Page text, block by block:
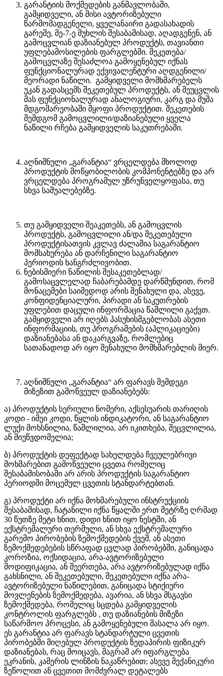
გარანტიის მოქმედების განმავლობაში,
გამყიდველი, ან მისი ავტორიზებული
წარმომადგენელი, ყველანაირი გადასახადის
გარეშე, მე-7-ე მუხლის შესაბამისად, აღადგენენ, ან
გამოცვლიან დაზიანებულ პროდუქტს, თავიანთი
უფლებამოსილების ფარგლებში. შეკეთება/
გამოცვლაზე შესაძლოა გამოყენებულ იქნას
ფუნქციონალურად ექვივალენტური აღდგენილი/
მეორადი ნაწილი. გამყიდველი მომხმარებელს
უკან გადასცემს შეკეთებულ პროდუქტს, ან შეუცვლის
მას ფუნქციონალურად ანალოგიური, კარგ და მუშა
მდგომარეობაში მყოფი პროდუქტით. შეკეთების
შემდგომ გამოცვლილი/დაზიანებული ყველა
ნაწილი რჩება გამყიდველის საკუთრებაში.
აღნიშნული „გარანტია“ ვრცელდება მხოლოდ
პროდუქტის მოწყობილობის კომპონენტებზე და არ
ვრცელდება პროგრამულ უზრუნველყოფასა, თუ
სხვა საშუალებებზე.
თუ გამყიდველი შეაკეთებს, ან გამოცვლის
პროდუქტს, გამოცვლილი ან/და შეკეთებული
პროდუქტისათვის კვლავ ძალაშია საგარანტიო
მომსახურება ან დარჩენილი საგარანტიო
პერიოდის ხანგრძლივობით.
ნებისმიერი ნაწილის შესაკეთებლად/
გამოსაცვლელად ჩაბარებამდე დარწმუნდით, რომ
მონაცემები საიმედოდ არის შენახული და, ასევე,
კონფიდენციალური, პირადი ან საკუთრების
უფლებით დაცული ინფორმაცია წაშლილი გაქვთ.
გამყიდველი არ იღებს პასუხისმგებლობას ასეთი
ინფორმაციის, თუ პროგრამების (აპლიკაციები)
დაზიანებასა ან დაკარგვაზე, რომლებიც
სათანადოდ არ იყო შენახული მომხმარებლის მიერ.
აღნიშნული „გარანტია“ არ ფარავს შემდეგი
მიზეზით გამოწვეულ დაზიანებებს:
ა) პროდუქტის სერიული ნომერი, აქსესუარის თარიღის
კოდი - იმეი კოდი, წყლის ინდიკატორი, ან საგარანტიო
ლუქი მოხსნილია, წაშლილია, არ იკითხება, შეცვლილია,
ან მიუწვდომელია;
ბ) პროდუქტის დეფექტად სახელდება ჩვეულებრივი
მოხმარებით გამოწვეული ცვეთა რომელიც
შესაბამისობაში არ არის პროდუქტის საგარანტიო
პერიოდში მოცემულ ცვეთის სტანდარტებთან.
გ) პროდუქტი არ იქნა მოხმარებული ინსტრუქციის
შესაბამისად, ჩატანილი იქნა წყალში ერთ მეტრზე ღრმად
30 წუთზე მეტი ხნით, დიდი ხნით იყო ნესტში, ან
ექსტრემალური თერმული, ან სხვა ექსტრემალური
გარემო პირობების ზემოქმედების ქვეშ, ან ასეთი
ზემოქმედებების სწრაფად ცვლად პირობებში, განიცადა
კოროზია, ოქსიდაცია, არა-ავტორიზებული
მოდიფიკაცია, ან შეერთება, არა ავტორიზებულად იქნა
გახსნილი, ან შეკეთებული, შეკეთებული იქნა არა-
ავტორიზებული ნაწილებით, განიცადა სტიქიური
მოვლენების ზემოქმედება, ავარია, ან სხვა მსგავსი
ზემოქმედება, რომელიც სცდება გამყიდველის
კონტროლის ფარგლებს , თუ დაზიანების მიზეზი
საწარმოო პროცესი, ან გამოყენებული მასალა არ იყო.
ეს გარანტია არ ფარავს სტანდარტული ცვეთის
პირობებში მიღებულ პროდუქტის ზედაპირის ფიზიკურ
დაზიანებას, რაც მოიცავს, მაგრამ არ იფარგლება
ეკრანის, კამერის ლინზის ნაკაწრებით; ასევე მექანიკური
ზეწოლით ან ცვეთით მომძვრალ დეტალებს